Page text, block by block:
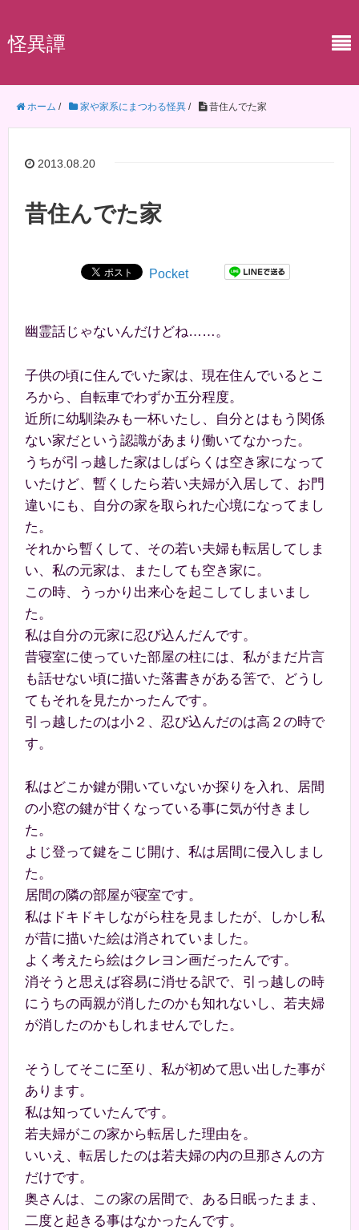
怪異譚
ホーム / 家や家系にまつわる怪異 / 昔住んでた家
2013.08.20
昔住んでた家
Pocket
幽霊話じゃないんだけどね……。
子供の頃に住んでいた家は、現在住んでいるとこ
ろから、自転車でわずか五分程度。
近所に幼馴染みも一杯いたし、自分とはもう関係
ない家だという認識があまり働いてなかった。
うちが引っ越した家はしばらくは空き家になって
いたけど、暫くしたら若い夫婦が入居して、お門
違いにも、自分の家を取られた心境になってまし
た。
それから暫くして、その若い夫婦も転居してしま
い、私の元家は、またしても空き家に。
この時、うっかり出来心を起こしてしまいまし
た。
私は自分の元家に忍び込んだんです。
昔寝室に使っていた部屋の柱には、私がまだ片言
も話せない頃に描いた落書きがある筈で、どうし
てもそれを見たかったんです。
引っ越したのは小２、忍び込んだのは高２の時で
す。
私はどこか鍵が開いていないか探りを入れ、居間
の小窓の鍵が甘くなっている事に気が付きまし
た。
よじ登って鍵をこじ開け、私は居間に侵入しまし
た。
居間の隣の部屋が寝室です。
私はドキドキしながら柱を見ましたが、しかし私
が昔に描いた絵は消されていました。
よく考えたら絵はクレヨン画だったんです。
消そうと思えば容易に消せる訳で、引っ越しの時
にうちの両親が消したのかも知れないし、若夫婦
が消したのかもしれませんでした。
そうしてそこに至り、私が初めて思い出した事が
あります。
私は知っていたんです。
若夫婦がこの家から転居した理由を。
いいえ、転居したのは若夫婦の内の旦那さんの方
だけです。
奥さんは、この家の居間で、ある日眠ったまま、
二度と起きる事はなかったんです。